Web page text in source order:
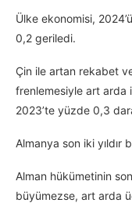
Ülke ekonomisi,
0,2 geriledi.
Çin ile artan rekabet
frenlemesiyle art arda
2023’te yüzde 0,3
Almanya son iki
Alman hükümetinin
büyümezse, art arda